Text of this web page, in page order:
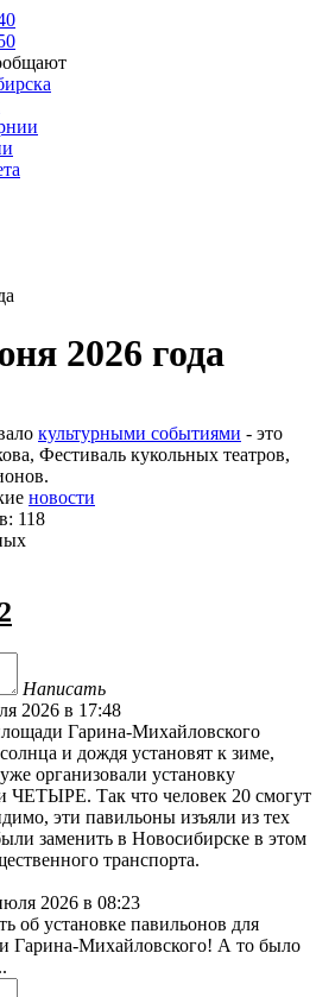
2026 года
культурными событиями - это
Фестиваль кукольных театров,
новости
118
2
Написать
2026 в 17:48
Гарина-Михайловского
и дождя установят к зиме,
организовали установку
ЧЕТЫРЕ. Так что человек 20 смогут
эти павильоны изъяли из тех
заменить в Новосибирске в этом
транспорта.
2026 в 08:23
об установке павильонов для
Гарина-Михайловского! А то было